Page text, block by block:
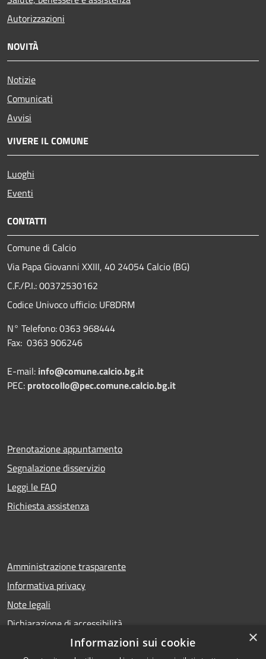
Autorizzazioni
NOVITÀ
Notizie
Comunicati
Avvisi
VIVERE IL COMUNE
Luoghi
Eventi
CONTATTI
Comune di Calcio
Via Papa Giovanni XXIII, 40 24054 Calcio (BG)
C.F./P.I.: 00372530162
Codice Univoco ufficio: UF8DRM
N° Telefono: 0363 968444
Fax: 0363 906246
E-mail: info@comune.calcio.bg.it
PEC: protocollo@pec.comune.calcio.bg.it
Prenotazione appuntamento
Segnalazione disservizio
Leggi le FAQ
Richiesta assistenza
Amministrazione trasparente
Informativa privacy
Note legali
Dichiarazione di accessibilità
×
Informazioni sui cookie